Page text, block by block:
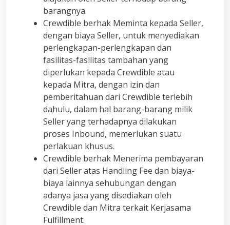
barangnya.
Crewdible berhak Meminta kepada Seller,
dengan biaya Seller, untuk menyediakan
perlengkapan-perlengkapan dan
fasilitas-fasilitas tambahan yang
diperlukan kepada Crewdible atau
kepada Mitra, dengan izin dan
pemberitahuan dari Crewdible terlebih
dahulu, dalam hal barang-barang milik
Seller yang terhadapnya dilakukan
proses Inbound, memerlukan suatu
perlakuan khusus.
Crewdible berhak Menerima pembayaran
dari Seller atas Handling Fee dan biaya-
biaya lainnya sehubungan dengan
adanya jasa yang disediakan oleh
Crewdible dan Mitra terkait Kerjasama
Fulfillment.